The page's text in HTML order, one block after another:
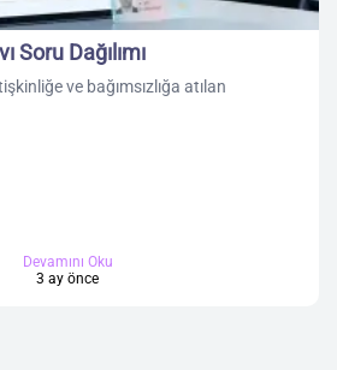
Soru Dağılımı
ve bağımsızlığa atılan
Devamını Oku
3 ay önce